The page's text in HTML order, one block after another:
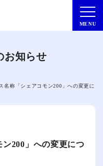
MENU
お知らせ
称「シェアコモン200」への変更に
200」への変更につ